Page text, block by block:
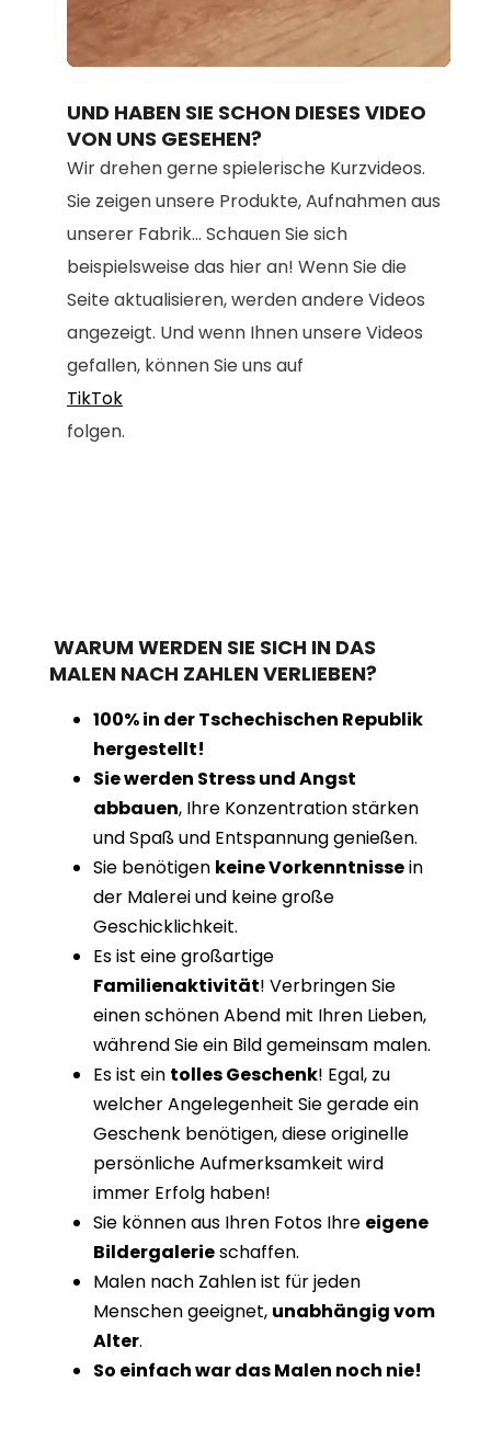
Unmute
100.00%
UND HABEN SIE SCHON DIESES VIDEO
VON UNS GESEHEN?
Wir drehen gerne spielerische Kurzvideos.
Sie zeigen unsere Produkte, Aufnahmen aus
unserer Fabrik... Schauen Sie sich
beispielsweise das hier an! Wenn Sie die
Seite aktualisieren, werden andere Videos
angezeigt. Und wenn Ihnen unsere Videos
gefallen, können Sie uns auf
TikTok
folgen.
WARUM WERDEN SIE SICH IN DAS
MALEN NACH ZAHLEN VERLIEBEN?
100% in der Tschechischen Republik
hergestellt!
Sie werden Stress und Angst
abbauen, Ihre Konzentration stärken
und Spaß und Entspannung genießen.
Sie benötigen keine Vorkenntnissein
der Malerei und keine große
Geschicklichkeit.
Es ist eine großartige
Familienaktivität! Verbringen Sie
einen schönen Abend mit Ihren Lieben,
während Sie ein Bild gemeinsam malen.
Es ist ein tolles Geschenk! Egal, zu
welcher Angelegenheit Sie gerade ein
Geschenk benötigen, diese originelle
persönliche Aufmerksamkeit wird
immer Erfolg haben!
Sie können aus Ihren Fotos Ihre eigene
Bildergalerieschaffen.
Malen nach Zahlen ist für jeden
Menschen geeignet, unabhängig vom
Alter.
So einfach war das Malen noch nie!